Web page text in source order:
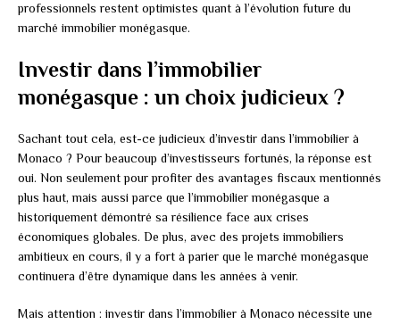
professionnels restent optimistes quant à l’évolution future du
marché immobilier monégasque.
Investir dans l’immobilier
monégasque : un choix judicieux ?
Sachant tout cela, est-ce judicieux d’investir dans l’immobilier à
Monaco ? Pour beaucoup d’investisseurs fortunés, la réponse est
oui. Non seulement pour profiter des avantages fiscaux mentionnés
plus haut, mais aussi parce que l’immobilier monégasque a
historiquement démontré sa résilience face aux crises
économiques globales. De plus, avec des projets immobiliers
ambitieux en cours, il y a fort à parier que le marché monégasque
continuera d’être dynamique dans les années à venir.
Mais attention : investir dans l’immobilier à Monaco nécessite une